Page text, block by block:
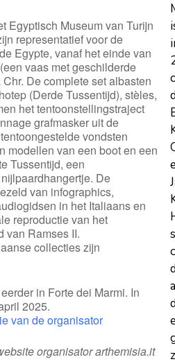
Egyptisch Museum van Turijn
representatief voor de
Egypte, vanaf het einde van
vaas met geschilderde
De complete set albasten
(Derde Tussentijd), stèles,
het tentoonstellingstraject
grafmasker uit de
vondsten
modellen van een boot en een
Tussentijd, een
De
van infographics,
in het Italiaans en
reproductie van het
van Ramses II.
collecties zijn
in Forte dei Marmi. In
2025.
van de organisator
organisator arthemisia.it